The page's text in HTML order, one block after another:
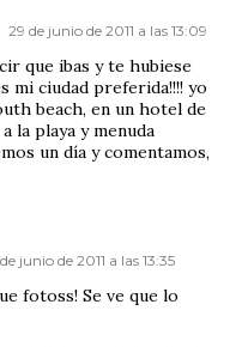
29 de junio de 2011 a las 13:09
que ibas y te hubiese
mi ciudad preferida!!!! yo
beach, en un hotel de
la playa y menuda
un día y comentamos,
junio de 2011 a las 13:35
fotoss! Se ve que lo